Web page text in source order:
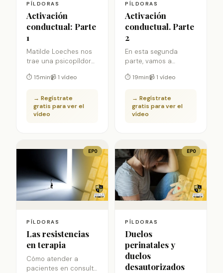
PÍLDORAS
Activación
conductual: Parte
1
Matilde Loeches nos
trae una psicopíldora
conceptualización de
conductual en esta
primera parte. No te
pierdas la
⏱ 15min📹 1 vídeo
→ Regístrate
gratis para ver el
vídeo
PÍLDORAS
Activación
conductual. Parte
2
En esta segunda
parte, vamos a
aspectos son clave
conseguir esta
activación conductual
en nuestros pacientes
⏱ 19min📹 1 vídeo
→ Regístrate
gratis para ver el
vídeo
EPO
PÍLDORAS
Las resistencias
en terapia
Cómo atender a
pacientes en consulta
EPO
PÍLDORAS
Duelos
perinatales y
duelos
desautorizados